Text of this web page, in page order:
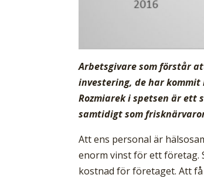
Arbetsgivare som förstår
investering, de har kommit
Rozmiarek i spetsen är ett
samtidigt som
Att ens personal är
enorm vinst för ett företag.
kostnad för företaget. Att